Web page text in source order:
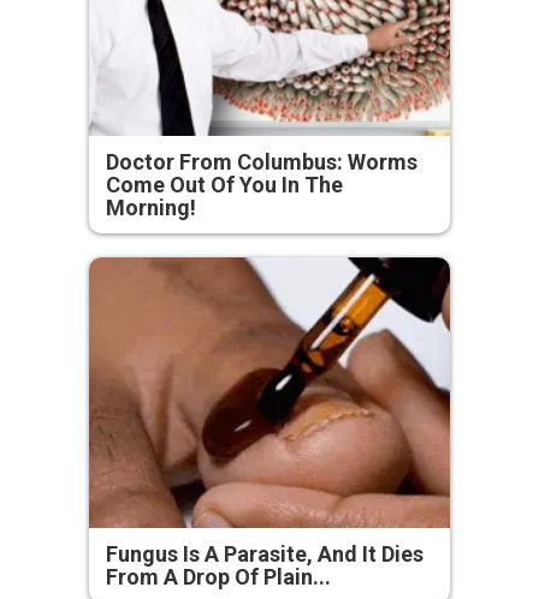
Doctor From Columbus: Worms
Come Out Of You In The
Morning!
Fungus Is A Parasite, And It Dies
From A Drop Of Plain...